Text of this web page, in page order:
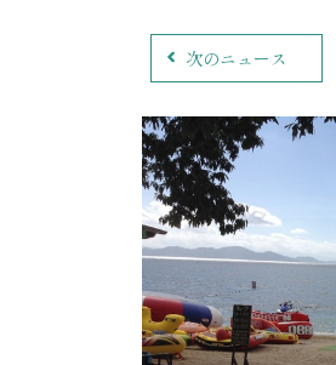
次のニュース